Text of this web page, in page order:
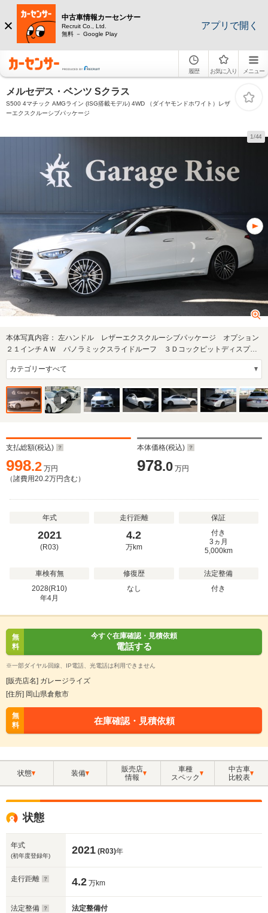
中古車情報カーセンサー
Recruit Co., Ltd.
無料 － Google Play
アプリで開く
履歴 お気に入り メニュー
メルセデス・ベンツ Sクラス
S500 4マチック AMGライン (ISG搭載モデル) 4WD （ダイヤモンドホワイト）レザ
ーエクスクルーシブパッケージ
1/44
本体写真内容： 左ハンドル レザーエクスクルーシブパッケージ オプション
２１インチＡＷ パノラミックスライドルーフ ３Ｄコックピットディスプレ
イ ブルメ…
支払総額(税込)
998.2 万円
（諸費用20.2万円含む）
本体価格(税込)
978.0 万円
年式
2021
(R03)
走行距離
4.2
万km
保証
付き
3ヵ月
5,000km
車検有無
2028(R10)
年4月
修復歴
なし
法定整備
付き
無
料
今すぐ在庫確認・見積依頼
電話する
※一部ダイヤル回線、IP電話、光電話は利用できません
[販売店名] ガレージライズ
[住所] 岡山県倉敷市
無
料
在庫確認・見積依頼
状態 装備
販売店
情報
車種
スペック
中古車
比較表
状態
年式
(初年度登録年) 2021 (R03)年
走行距離 4.2 万km
法定整備 法定整備付